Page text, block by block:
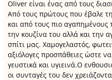
Oliver είναι ένας από τους
Από τους πρώτους που έβαλε
και από τους πιο αγαπημένους
την κουζίνα του αλλά και την
σπίτι μας. Χαμογελαστός,
αξιόλογες προσπάθειες ώστε
γευστικά και υγιεινά.Ο
οι συνταγές του δεν